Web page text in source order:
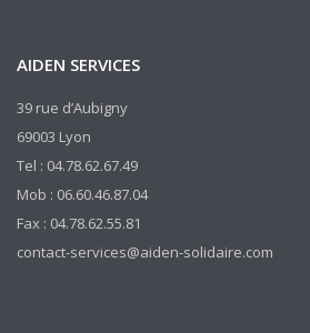
AIDEN SERVICES
39 rue d’Aubigny
69003 Lyon
Tel : 04.78.62.67.49
Mob : 06.60.46.87.04
Fax : 04.78.62.55.81
contact-services@aiden-solidaire.com